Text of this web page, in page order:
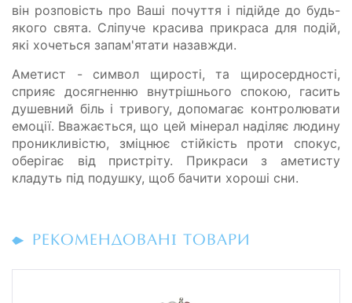
він розповість про Ваші почуття і підійде до будь-
якого свята. Сліпуче красива прикраса для подій,
які хочеться запам'ятати назавжди.
Аметист - символ щирості, та щиросердності,
сприяє досягненню внутрішнього спокою, гасить
душевний біль і тривогу, допомагає контролювати
емоції. Вважається, що цей мінерал наділяє людину
проникливістю, зміцнює стійкість проти спокус,
оберігає від пристріту. Прикраси з аметисту
кладуть під подушку, щоб бачити хороші сни.
РЕКОМЕНДОВАНІ ТОВАРИ